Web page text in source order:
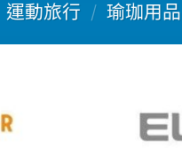
運動旅行 / 瑜珈用品